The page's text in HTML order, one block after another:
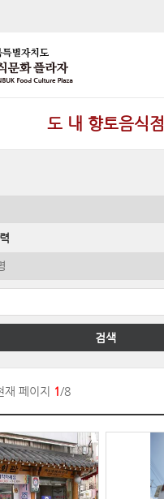
도 내 향토음식점
검색
재 페이지 1/8